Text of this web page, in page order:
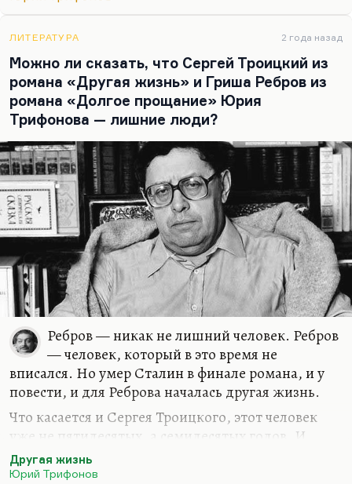
с другими людьми. И поэтому ему хватало
толерантности печатать Катаева, которого он не
любил вовсе — позднего, уже мовистского
периода. Но он говорил, что зато оценит
аудитория журнала.
У него хватало вкуса читать Трифонова и печатать
его, хотя он прекрасно понимал узость своего
понимания. Он искренне не понимал, как
построен, например, «Обмен». Он говорил:«Ну…
ЛИТЕРАТУРА 2 года назад
Можно ли сказать, что Сергей Троицкий из
романа «Другая жизнь» и Гриша Ребров из
романа «Долгое прощание» Юрия
Трифонова — лишние люди?
Ребров — никак не лишний человек. Ребров
— человек, который в это время не
вписался. Но умер Сталин в финале романа, и у
повести, и для Реброва началась другая жизнь.
Что касается и Сергея Троицкого, этот человек
уже не пятидесятых, а семидесятых годов. И
Трифонов совершенно прав, говоря, что для
людей пятидесятых были варианты, было
Другая жизнь
Юрий Трифонов